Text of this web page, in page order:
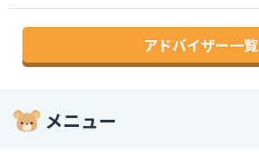
アドバイザー一覧
メニュー